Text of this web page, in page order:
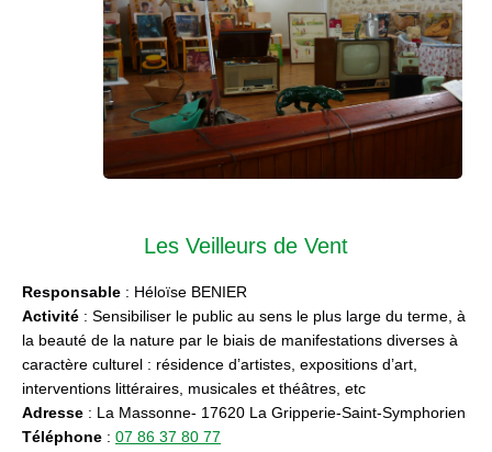
Les Veilleurs de Vent
Responsable : Héloïse BENIER
Activité : Sensibiliser le public au sens le plus large du terme, à
la beauté de la nature par le biais de manifestations diverses à
caractère culturel : résidence d’artistes, expositions d’art,
interventions littéraires, musicales et théâtres, etc
Adresse : La Massonne- 17620 La Gripperie-Saint-Symphorien
Téléphone : 07 86 37 80 77